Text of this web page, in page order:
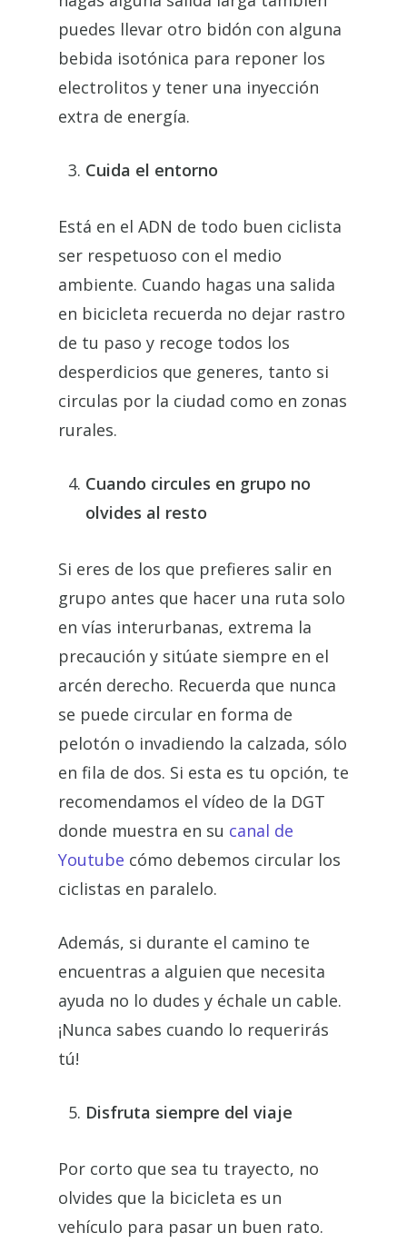
puedes llevar otro bidón con alguna
bebida isotónica para reponer los
electrolitos y tener una inyección
extra de energía.
Cuida el entorno
Está en el ADN de todo buen ciclista
ser respetuoso con el medio
ambiente. Cuando hagas una salida
en bicicleta recuerda no dejar rastro
de tu paso y recoge todos los
desperdicios que generes, tanto si
circulas por la ciudad como en zonas
rurales.
Cuando circules en grupo no
olvides al resto
Si eres de los que prefieres salir en
grupo antes que hacer una ruta solo
en vías interurbanas, extrema la
precaución y sitúate siempre en el
arcén derecho. Recuerda que nunca
se puede circular en forma de
pelotón o invadiendo la calzada, sólo
en fila de dos. Si esta es tu opción, te
recomendamos el vídeo de la DGT
donde muestra en su canal de
Youtube cómo debemos circular los
ciclistas en paralelo.
Además, si durante el camino te
encuentras a alguien que necesita
ayuda no lo dudes y échale un cable.
¡Nunca sabes cuando lo requerirás
tú!
Disfruta siempre del viaje
Por corto que sea tu trayecto, no
olvides que la bicicleta es un
vehículo para pasar un buen rato.